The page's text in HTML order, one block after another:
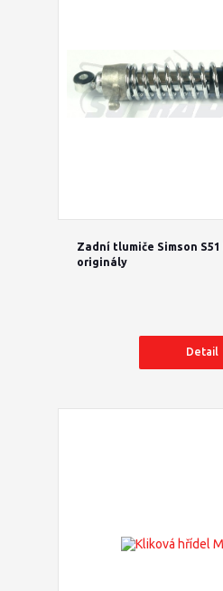
Zadní tlumiče Simson
originály
Detail